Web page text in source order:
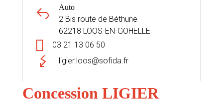
Auto
2 Bis route de Béthune
62218 LOOS-EN-GOHELLE
03 21 13 06 50
ligier.loos@sofida.fr
Concession LIGIER